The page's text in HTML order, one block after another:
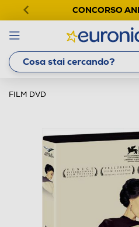
CONCORSO
FILM DVD